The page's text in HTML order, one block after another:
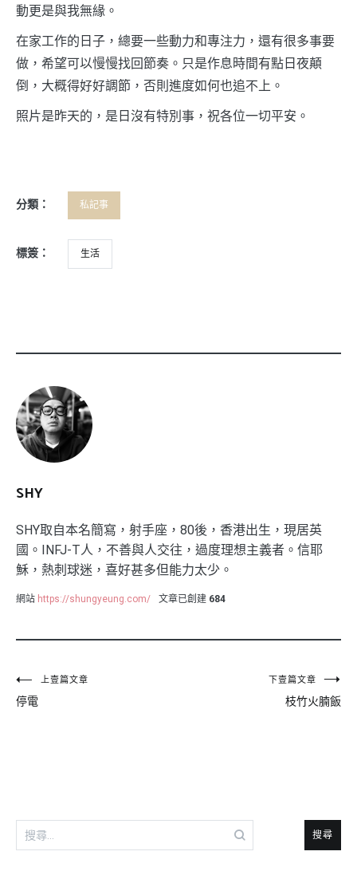
動更是與我無緣。
在家工作的日子，總要一些動力和專注力，還有很多事要
做，希望可以慢慢找回節奏。只是作息時間有點日夜顛
倒，大概得好好調節，否則進度如何也追不上。
照片是昨天的，是日沒有特別事，祝各位一切平安。
分類： 私記事
標簽： 生活
SHY
SHY取自本名簡寫，射手座，80後，香港出生，現居英
國。INFJ-T人，不善與人交往，過度理想主義者。信耶
穌，熱刺球迷，喜好甚多但能力太少。
網站 https://shungyeung.com/ 文章已創建 684
文
章
上壹篇文章
停電
下壹篇文章
枝竹火腩飯
搜
尋